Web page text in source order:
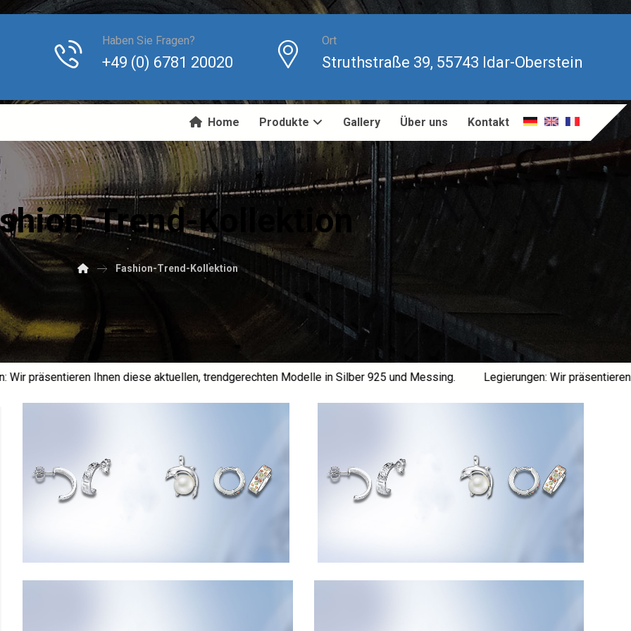
Ort
Struthstraße 39, 55743 Idar-Oberstein
Haben Sie Fragen?
+49 (0) 6781 20020
Home Produkte Gallery Über uns Kontakt
Trend-Kollektion
Fashion-Trend-Kollektion
präsentieren Ihnen diese aktuellen, trendgerechten Modelle in Silber 925 und Messing. Legierungen: Wir präsentieren